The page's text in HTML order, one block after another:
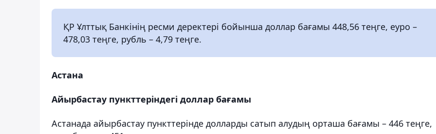
ҚР Ұлттық Банкінің ресми деректері бойынша доллар бағамы 448,56 теңге, еуро –
478,03 теңге, рубль – 4,79 теңге.
Астана
Айырбастау пункттеріндегі доллар бағамы
Астанада айырбастау пункттерінде долларды сатып алудың орташа бағамы – 446 теңге,